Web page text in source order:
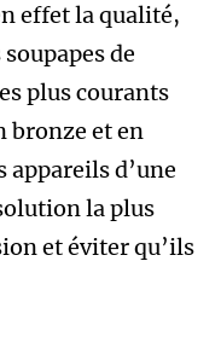
effet la qualité,
de
plus courants
bronze et en
appareils d’une
la plus
et éviter qu’ils